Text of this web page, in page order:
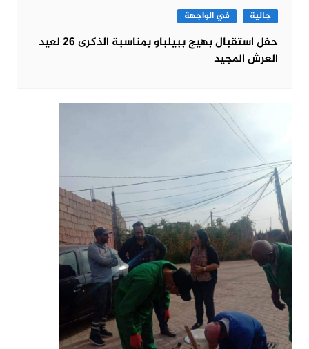
جالية في الواجهة
حفل استقبال بهيج ببيلباو بمناسبة الذكرى 26 لعيد
العرش المجيد